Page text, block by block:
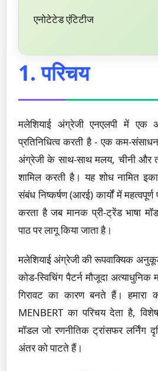
एनोटेटेड एंटिटीज
1. परिचय
मलेशियाई अंग्रेजी एनएलपी में एक
प्रतिनिधित्व करती है - एक कम-
अंग्रेजी के साथ-साथ मलय, चीनी और
शामिल करती है। यह शोध नामित
संबंध निष्कर्षण (आरई) कार्यों में
करता है जब मानक प्री-ट्रेंड भाषा
पाठ पर लागू किया जाता है।
मलेशियाई अंग्रेजी की रूपवाक्यिक
कोड-स्विचिंग पैटर्न मौजूदा अत्याधुनिक
गिरावट का कारण बनते हैं। हमारा
MENBERT का परिचय देता है,
मॉडल जो रणनीतिक ट्रांसफर लर्निंग
अंतर को पाटते हैं।